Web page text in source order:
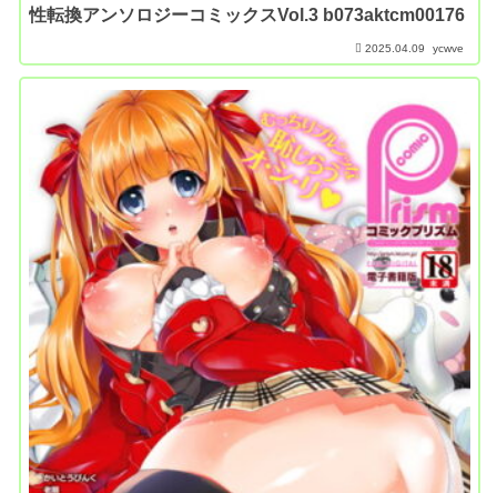
性転換アンソロジーコミックスVol.3 b073aktcm00176
2025.04.09 ycwve